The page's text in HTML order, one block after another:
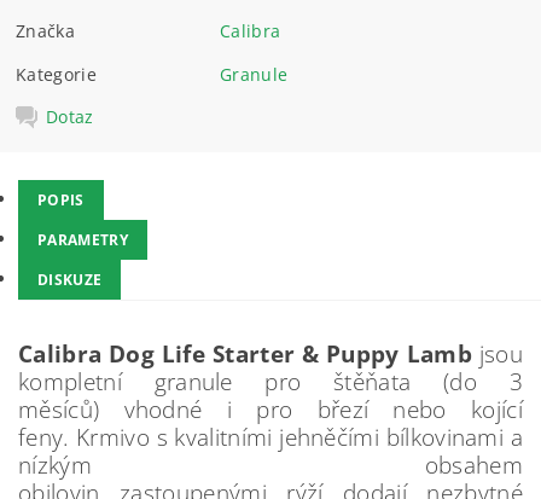
Značka
Calibra
Kategorie
Granule
Dotaz
POPIS
PARAMETRY
DISKUZE
Calibra Dog Life Starter & Puppy Lamb jsou
kompletní granule pro štěňata (do 3
měsíců) vhodné i pro březí nebo kojící
feny. Krmivo s kvalitními jehněčími bílkovinami a
nízkým obsahem
obilovin zastoupenými rýží dodají nezbytné